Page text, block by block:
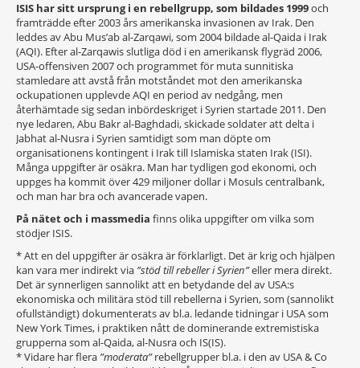
ISIS har sitt ursprung i en rebellgrupp, som bildades 1999och
framträdde efter 2003 års amerikanska invasionen av Irak. Den
leddes av Abu Mus’ab al-Zarqawi, som 2004 bildade al-Qaida i Irak
(AQI). Efter al-Zarqawis slutliga död i en amerikansk flygräd 2006,
USA-offensiven 2007 och programmet för muta sunnitiska
stamledare att avstå från motståndet mot den amerikanska
ockupationen upplevde AQI en period av nedgång, men
återhämtade sig sedan inbördeskriget i Syrien startade 2011. Den
nye ledaren, Abu Bakr al-Baghdadi, skickade soldater att delta i
Jabhat al-Nusra i Syrien samtidigt som man döpte om
organisationens kontingent i Irak till Islamiska staten Irak (ISI).
Många uppgifter är osäkra. Man har tydligen god ekonomi, och
uppges ha kommit över 429 miljoner dollar i Mosuls centralbank,
och man har bra och avancerade vapen.
På nätet och i massmedia finns olika uppgifter om vilka som
stödjer ISIS.
* Att en del uppgifter är osäkra är förklarligt. Det är krig och hjälpen
kan vara mer indirekt via ”stöd till rebeller i Syrien”eller mera direkt.
Det är synnerligen sannolikt att en betydande del av USA:s
ekonomiska och militära stöd till rebellerna i Syrien, som (sannolikt
ofullständigt) dokumenterats av bl.a. ledande tidningar i USA som
New York Times, i praktiken nått de dominerande extremistiska
grupperna som al-Qaida, al-Nusra och IS(IS).
* Vidare har flera ”moderata”rebellgrupper bl.a. i den av USA & Co